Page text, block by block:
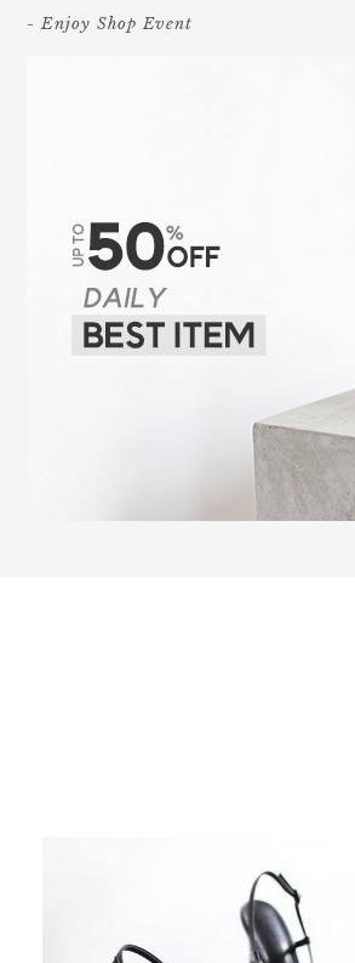
- Enjoy Shop Event